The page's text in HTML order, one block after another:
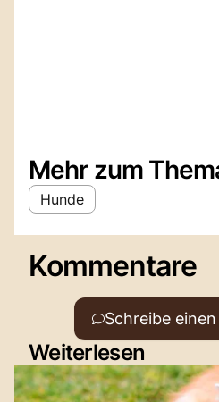
Mehr zum
Hunde
Kommentare
Schreibe
Weiterlesen